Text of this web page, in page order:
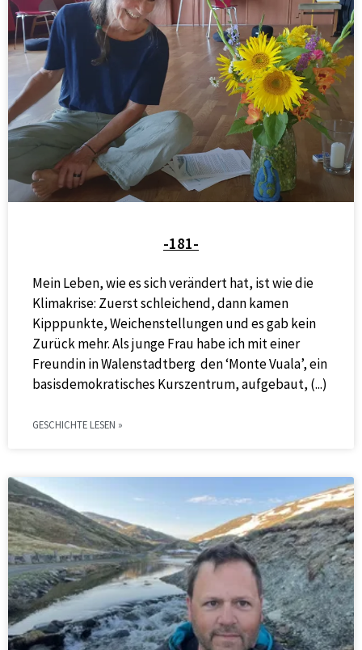
-181-
Mein Leben, wie es sich verändert hat, ist wie die
Klimakrise: Zuerst schleichend, dann kamen
Kipppunkte, Weichenstellungen und es gab kein
Zurück mehr. Als junge Frau habe ich mit einer
Freundin in Walenstadtberg den ‘Monte Vuala’, ein
basisdemokratisches Kurszentrum, aufgebaut,
GESCHICHTE LESEN »